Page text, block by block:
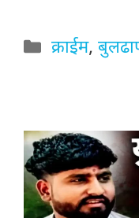
Categories
क्राईम,